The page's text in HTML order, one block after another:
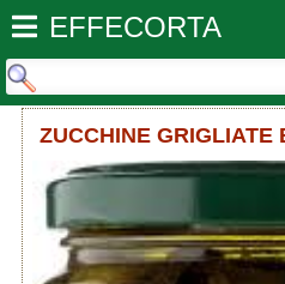
EFFECORTA
ZUCCHINE GRIGLIATE